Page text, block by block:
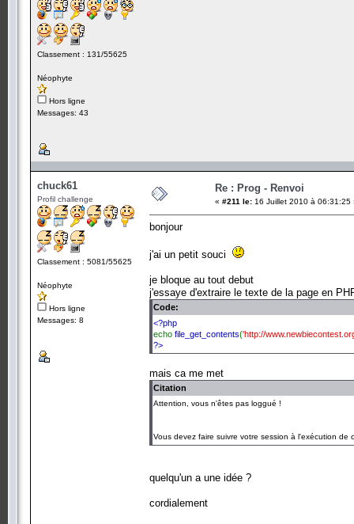
Classement : 131/55625
Néophyte
Hors ligne
Messages: 43
chuck61
Profil challenge
Classement : 5081/55625
Néophyte
Hors ligne
Messages: 8
Re : Prog - Renvoi
« #211 le: 16 Juillet 2010 à 06:31:25
bonjour
j'ai un petit souci
je bloque au tout debut
j'essaye d'extraire le texte de la page en
Code:
<?php
echo file_get_contents('http://
?>
mais ca me met
Citation
Attention, vous n'êtes pas loggué !
Vous devez faire suivre votre session à l'exécution de
quelqu'un a une idée ?
cordialement